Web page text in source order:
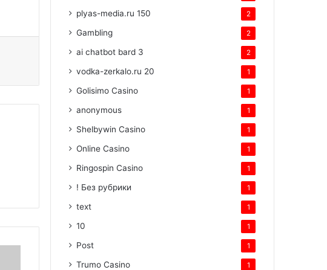
plyas-media.ru 150 2
Gambling 2
ai chatbot bard 3 2
vodka-zerkalo.ru 20 1
Golisimo Casino 1
anonymous 1
Shelbywin Casino 1
Online Casino 1
Ringospin Casino 1
! Без рубрики 1
text 1
10 1
Post 1
Trumo Casino 1